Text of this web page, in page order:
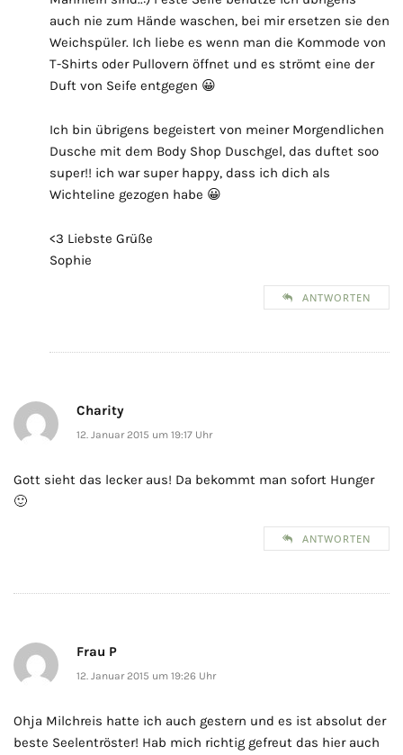
auch nie zum Hände waschen, bei mir ersetzen sie den
Weichspüler. Ich liebe es wenn man die Kommode von
T-Shirts oder Pullovern öffnet und es strömt eine der
Duft von Seife entgegen 😀
Ich bin übrigens begeistert von meiner Morgendlichen
Dusche mit dem Body Shop Duschgel, das duftet soo
super!! ich war super happy, dass ich dich als
Wichteline gezogen habe 😀
<3 Liebste Grüße
Sophie
ANTWORTEN
Charity
12. Januar 2015 um 19:17 Uhr
Gott sieht das lecker aus! Da bekommt man sofort Hunger
🙂
ANTWORTEN
Frau P
12. Januar 2015 um 19:26 Uhr
Ohja Milchreis hatte ich auch gestern und es ist absolut der
beste Seelentröster! Hab mich richtig gefreut das hier auch